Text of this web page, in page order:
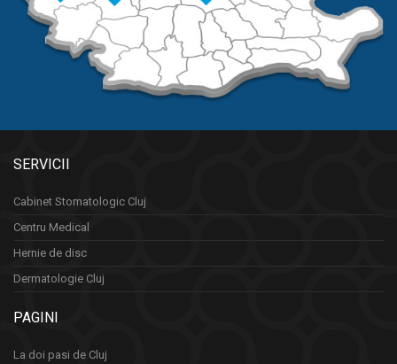
SERVICII
Cabinet Stomatologic Cluj
Centru Medical
Hernie de disc
Dermatologie Cluj
PAGINI
La doi pasi de Cluj